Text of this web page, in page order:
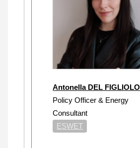
Antonella DEL FIGLIOLO
Policy Officer & Energy
Consultant
ESWET